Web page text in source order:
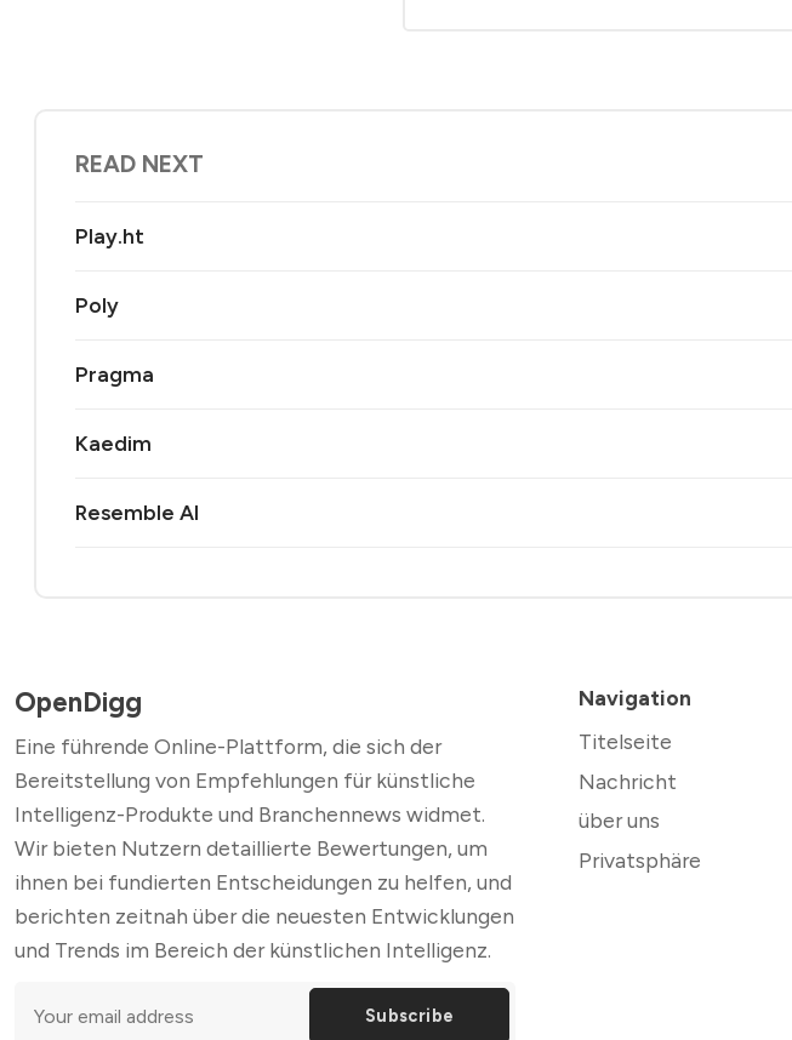
READ NEXT
Play.ht
Poly
Pragma
Kaedim
Resemble AI
OpenDigg
Eine führende Online-Plattform, die sich der
Bereitstellung von Empfehlungen für künstliche
Intelligenz-Produkte und Branchennews widmet.
Wir bieten Nutzern detaillierte Bewertungen, um
ihnen bei fundierten Entscheidungen zu helfen, und
berichten zeitnah über die neuesten Entwicklungen
und Trends im Bereich der künstlichen Intelligenz.
Subscribe
Navigation
Titelseite
Nachricht
über uns
Privatsphäre